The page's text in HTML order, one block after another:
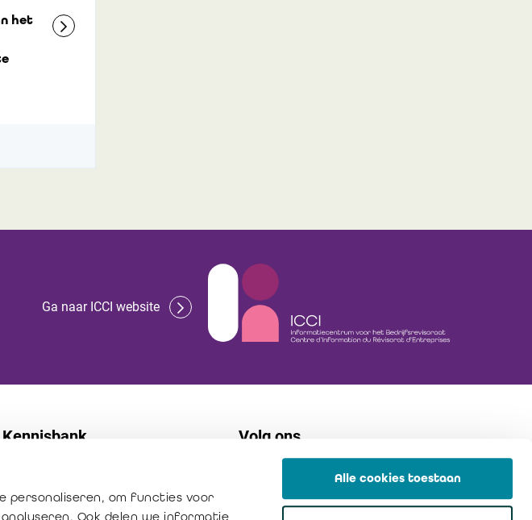
personaliseren, om functies voor
Ook delen we informatie
Alle cookies toestaan
het
Ga naar ICCI website
Kennisbank
Publicaties
Volg ons
linkedin